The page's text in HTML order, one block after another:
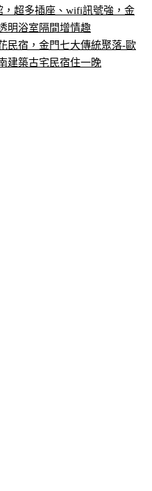
，超多插座、wifi訊號強，金
明浴室隔間增情趣
民宿，金門七大傳統聚落-歐
建築古宅民宿住一晚